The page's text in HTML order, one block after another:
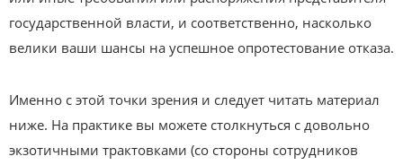
государственной власти, и соответственно, насколько
велики ваши шансы на успешное опротестование отказа.
Именно с этой точки зрения и следует читать материал
ниже. На практике вы можете столкнуться с довольно
экзотичными трактовками (со стороны сотрудников